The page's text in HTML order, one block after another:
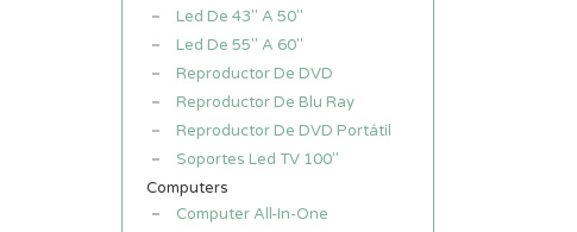
Led De 43" A 50"
Led De 55" A 60"
Reproductor De DVD
Reproductor De Blu Ray
Reproductor De DVD Portátil
Soportes Led TV 100"
Computers
Computer All-In-One